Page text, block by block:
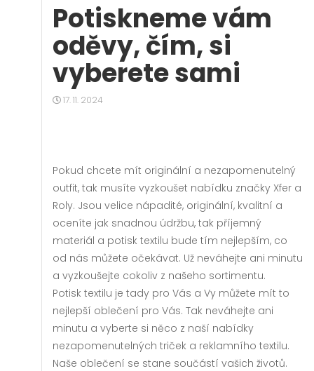
Potiskneme vám
oděvy, čím, si
vyberete sami
17. 11. 2024
Pokud chcete mít originální a nezapomenutelný
outfit, tak musíte vyzkoušet nabídku značky Xfer a
Roly. Jsou velice nápadité, originální, kvalitní a
oceníte jak snadnou údržbu, tak příjemný
materiál a potisk textilu bude tím nejlepším, co
od nás můžete očekávat. Už neváhejte ani minutu
a vyzkoušejte cokoliv z našeho sortimentu.
Potisk textilu je tady pro Vás a Vy můžete mít to
nejlepší oblečení pro Vás. Tak neváhejte ani
minutu a vyberte si něco z naší nabídky
nezapomenutelných triček a reklamního textilu.
Naše oblečení se stane součástí vašich životů.